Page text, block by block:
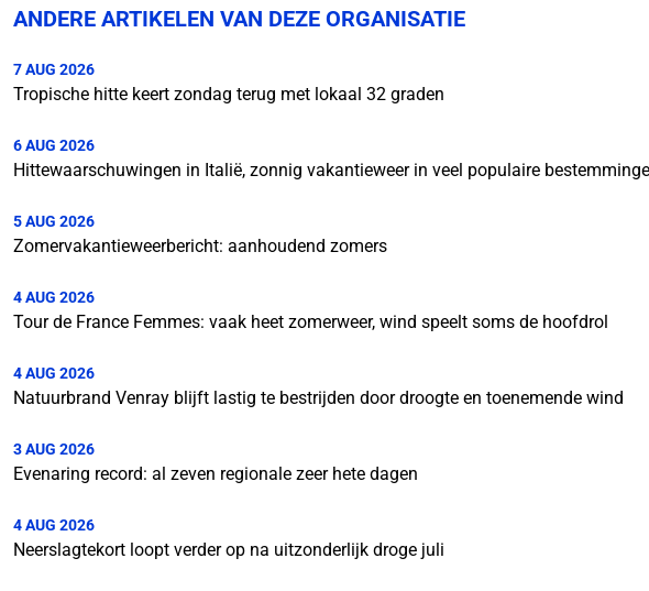
ANDERE ARTIKELEN VAN DEZE ORGANISATIE
7 AUG 2026
Tropische hitte keert zondag terug met lokaal 32 graden
6 AUG 2026
Hittewaarschuwingen in Italië, zonnig vakantieweer in veel populaire
5 AUG 2026
Zomervakantieweerbericht: aanhoudend zomers
4 AUG 2026
Tour de France Femmes: vaak heet zomerweer, wind speelt soms de hoofdrol
4 AUG 2026
Natuurbrand Venray blijft lastig te bestrijden door droogte en toenemende wind
3 AUG 2026
Evenaring record: al zeven regionale zeer hete dagen
4 AUG 2026
Neerslagtekort loopt verder op na uitzonderlijk droge juli